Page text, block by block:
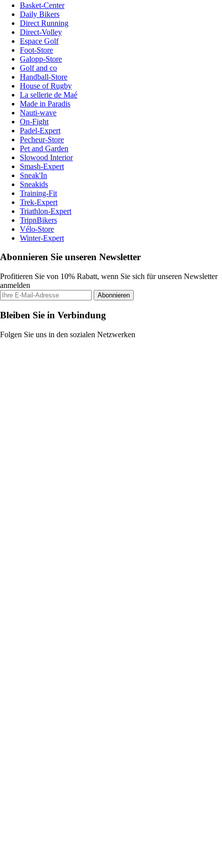
Basket-Center
Daily Bikers
Direct Running
Direct-Volley
Espace Golf
Foot-Store
Galopp-Store
Golf and co
Handball-Store
House of Rugby
La sellerie de Maé
Made in Paradis
Nauti-wave
On-Fight
Padel-Expert
Pecheur-Store
Pet and Garden
Slowood Interior
Smash-Expert
Sneak'In
Sneakids
Training-Fit
Trek-Expert
Triathlon-Expert
TripnBikers
Vélo-Store
Winter-Expert
Abonnieren Sie unseren Newsletter
Profitieren Sie von 10% Rabatt, wenn Sie sich für unseren Newsletter
anmelden
Abonnieren
Bleiben Sie in Verbindung
Folgen Sie uns in den sozialen Netzwerken